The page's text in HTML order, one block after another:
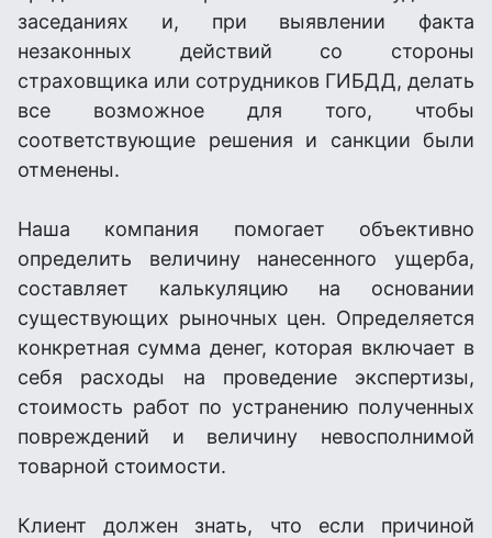
заседаниях и, при выявлении факта
незаконных действий со стороны
страховщика или сотрудников ГИБДД, делать
все возможное для того, чтобы
соответствующие решения и санкции были
отменены.
Наша компания помогает объективно
определить величину нанесенного ущерба,
составляет калькуляцию на основании
существующих рыночных цен. Определяется
конкретная сумма денег, которая включает в
себя расходы на проведение экспертизы,
стоимость работ по устранению полученных
повреждений и величину невосполнимой
товарной стоимости.
Клиент должен знать, что если причиной